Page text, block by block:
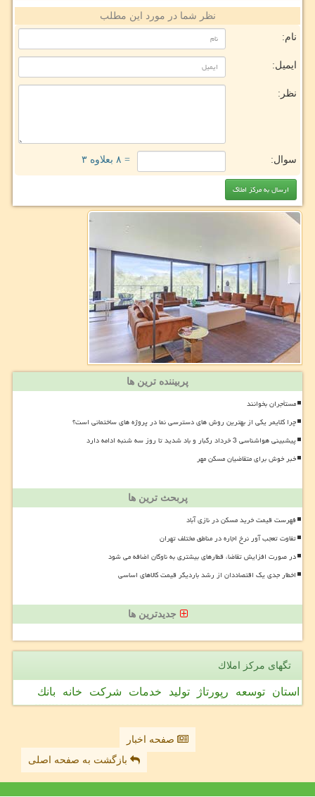
نظر شما در مورد این مطلب
نام:
ایمیل:
نظر:
سوال: = ۸ بعلاوه ۳
پربیننده ترین ها
مستأجران بخوانند
چرا کلایمر یکی از بهترین روش های دسترسی نما در پروژه های ساختمانی است؟
پیشبینی هواشناسی 3 خرداد رگبار و باد شدید تا روز سه شنبه ادامه دارد
خبر خوش برای متقاضیان مسکن مهر
پربحث ترین ها
فهرست قیمت خرید مسکن در نازی آباد
تفاوت تعجب آور نرخ اجاره در مناطق مختلف تهران
در صورت افزایش تقاضا، قطارهای بیشتری به ناوگان اضافه می شود
اخطار جدی یک اقتصاددان از رشد باردیگر قیمت کالاهای اساسی
جدیدترین ها
تگهای مركز املاك
استان توسعه رپورتاژ تولید خدمات شركت خانه بانك
صفحه اخبار
بازگشت به صفحه اصلی